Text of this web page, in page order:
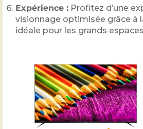
Expérience : Profitez d’une
visionnage optimisée grâce à
idéale pour les grands